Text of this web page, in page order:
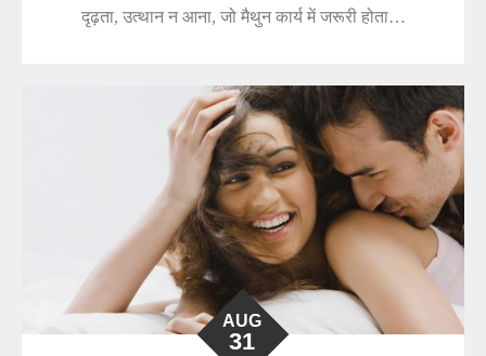
दृढ़ता, उत्थान न आना, जो मैथुन कार्य में जरूरी होता…
AUG
31